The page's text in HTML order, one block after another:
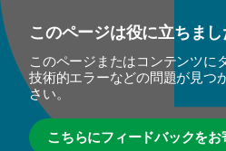
このページは役に立ちま
このページまたはコンテンツに
技術的エラーなどの問題が見つ
さい。
こちらにフィードバックを